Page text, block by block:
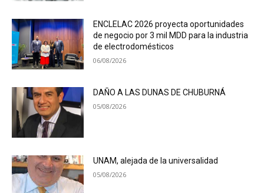
ENCLELAC 2026 proyecta oportunidades
de negocio por 3 mil MDD para la industria
de electrodomésticos
06/08/2026
DAÑO A LAS DUNAS DE CHUBURNÁ
05/08/2026
UNAM, alejada de la universalidad
05/08/2026